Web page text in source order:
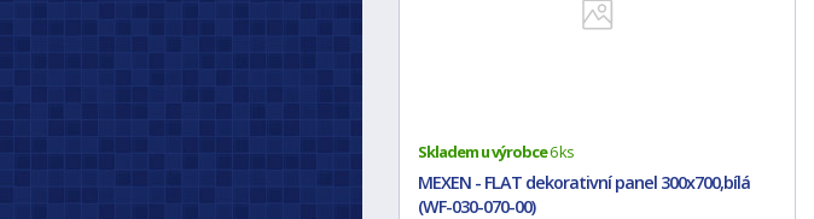
Skladem u výrobce6 ks
MEXEN - FLAT dekorativní panel 300x700,bílá
(WF-030-070-00)